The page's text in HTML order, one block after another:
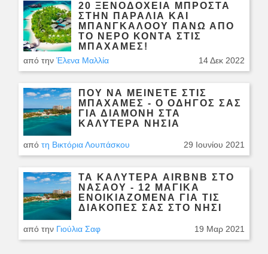
20 ΞΕΝΟΔΟΧΕΊΑ ΜΠΡΟΣΤΆ
ΣΤΗΝ ΠΑΡΑΛΊΑ ΚΑΙ
ΜΠΑΝΓΚΑΛΌΟΥ ΠΆΝΩ ΑΠΌ
ΤΟ ΝΕΡΌ ΚΟΝΤΆ ΣΤΙΣ
ΜΠΑΧΆΜΕΣ!
από την Έλενα Μαλλία 14 Δεκ 2022
ΠΟΎ ΝΑ ΜΕΊΝΕΤΕ ΣΤΙΣ
ΜΠΑΧΆΜΕΣ - Ο ΟΔΗΓΌΣ ΣΑΣ
ΓΙΑ ΔΙΑΜΟΝΉ ΣΤΑ
ΚΑΛΎΤΕΡΑ ΝΗΣΙΆ
από τη Βικτόρια Λουπάσκου 29 Ιουνίου 2021
ΤΑ ΚΑΛΎΤΕΡΑ AIRBNB ΣΤΟ
ΝΑΣΆΟΥ - 12 ΜΑΓΙΚΑ
ΕΝΟΙΚΙΑΖΌΜΕΝΑ ΓΙΑ ΤΙΣ
ΔΙΑΚΟΠΈΣ ΣΑΣ ΣΤΟ ΝΗΣΊ
από την Γιούλια Σαφ 19 Μαρ 2021